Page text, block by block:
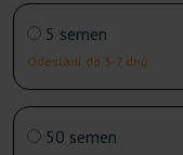
5 semen
Odeslání do 3-7 dnů
50 semen